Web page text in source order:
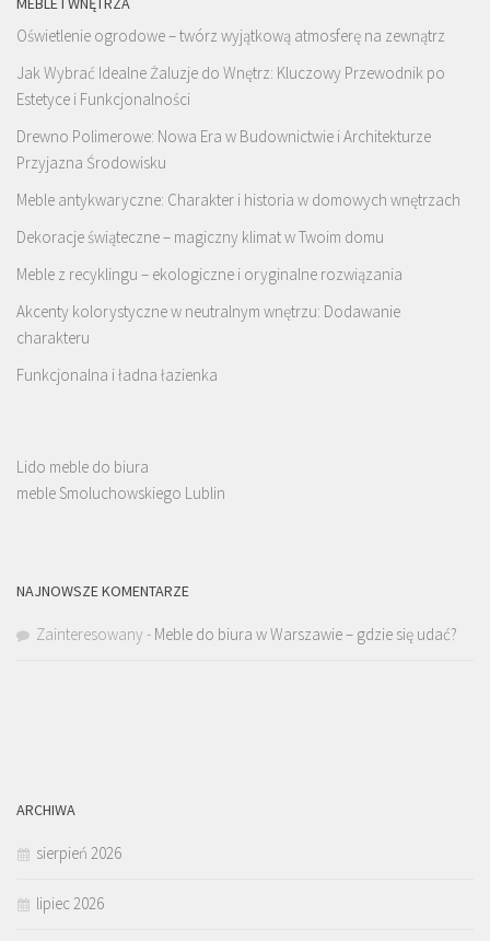
Oświetlenie ogrodowe – twórz wyjątkową atmosferę na zewnątrz
Jak Wybrać Idealne Żaluzje do Wnętrz: Kluczowy Przewodnik po
Estetyce i Funkcjonalności
Drewno Polimerowe: Nowa Era w Budownictwie i Architekturze
Przyjazna Środowisku
Meble antykwaryczne: Charakter i historia w domowych wnętrzach
Dekoracje świąteczne – magiczny klimat w Twoim domu
Meble z recyklingu – ekologiczne i oryginalne rozwiązania
Akcenty kolorystyczne w neutralnym wnętrzu: Dodawanie
charakteru
Funkcjonalna i ładna łazienka
Lido meble do biura
meble Smoluchowskiego Lublin
NAJNOWSZE KOMENTARZE
Zainteresowany - Meble do biura w Warszawie – gdzie się udać?
ARCHIWA
sierpień 2026
lipiec 2026